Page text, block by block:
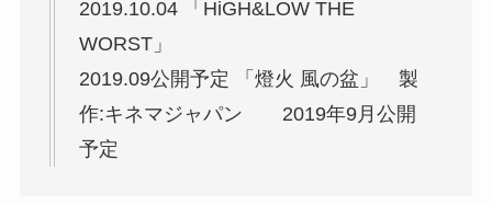
2019.10.04 「HiGH&LOW THE
WORST」
2019.09公開予定 「燈火 風の盆」 製
作:キネマジャパン 2019年9月公開
予定